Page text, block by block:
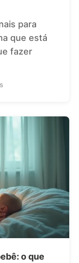
para
que está
fazer
o que